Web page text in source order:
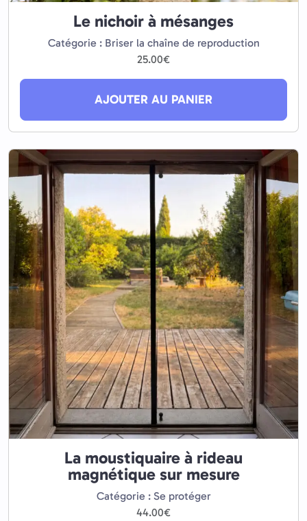
Le nichoir à mésanges
Catégorie : Briser la chaîne de reproduction
25.00€
AJOUTER AU PANIER
La moustiquaire à rideau
magnétique sur mesure
Catégorie : Se protéger
44.00€